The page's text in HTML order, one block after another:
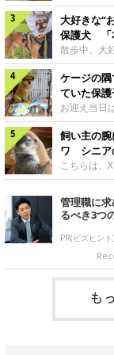
したのでし
成長を飼い
ゃんの成長
日後の神楽
ちゃんの様
い主さん：
るようなコ
犬。あれか
まな変化が
び疲れて眠
疲れた様子
するのは、
@Pkndg_
時、生後4
は、なっち
された一枚
族と一緒に
くさん遊ん
めたそうで
@Pkndg_
大好きな“
保護犬 「
じる表情
散歩中、大
そうな表情
な姿に、見
す。大好き
くん妹さん
表情を見せ
影）。
Twitter）ユ
犬・小次郎
は、飼い主
日、飼い主
中、妹さん
ケージの
ていた保
を克服し
お迎え当日
野犬の保護
だったこと
り添う姿を
ージの隅で
アちゃん。
のは、X（
ゃん（撮影
主さんが「
稿した写真
表情を浮か
ていました
飼い主の
ワ シニア
やかな暮ら
こちらは、
っているの
（本名：こ
の腕にしが
才）＠
ついて伺う
れました。
とです。私
上にのって
テレビを見
いので気に
管理職に
るべき3つ
PR(ビズヒント)
も